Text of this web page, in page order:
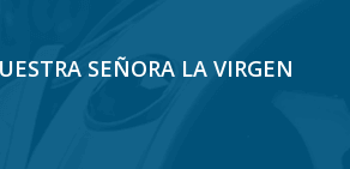
SEÑORA LA VIRGEN